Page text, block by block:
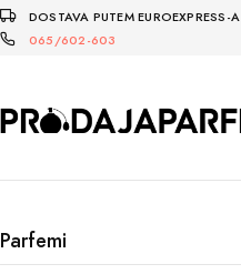
DOSTAVA PUTEM EUROEXPRESS-A
065/602-603
Parfemi